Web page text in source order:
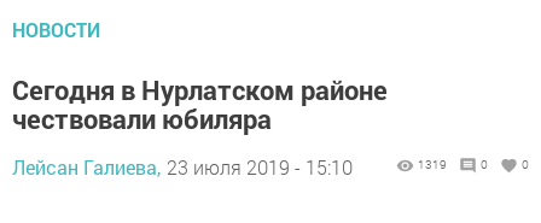
НОВОСТИ
Сегодня в Нурлатском районе
чествовали юбиляра
Лейсан Галиева, 23 июля 2019 - 15:10 1319 0 0